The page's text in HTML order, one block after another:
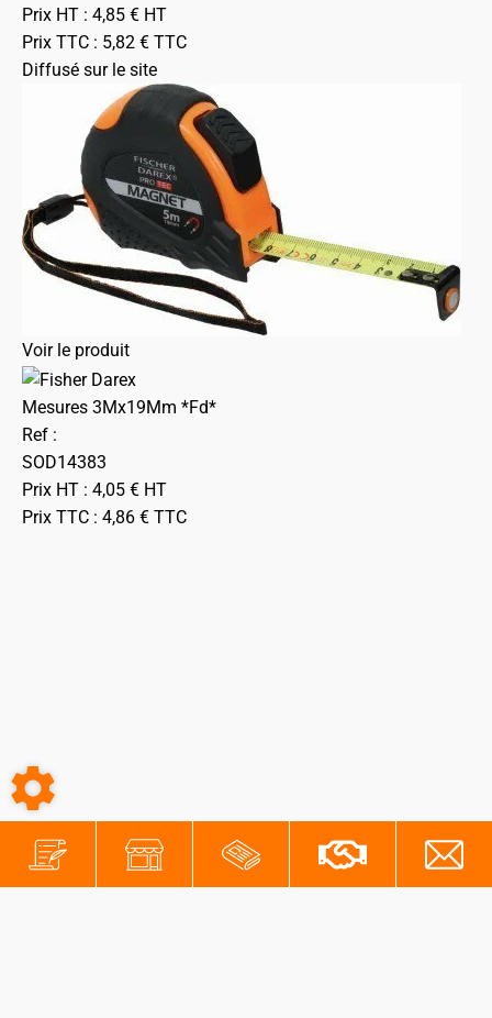
Prix HT : 4,85 € HT
Prix TTC : 5,82 € TTC
Diffusé sur le site
Voir le produit
Mesures 3Mx19Mm *Fd*
Ref :
SOD14383
Prix HT : 4,05 € HT
Prix TTC : 4,86 € TTC